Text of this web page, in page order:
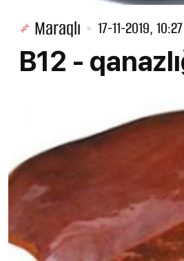
Maraqlı 17-11-2019, 10:27
B12 -